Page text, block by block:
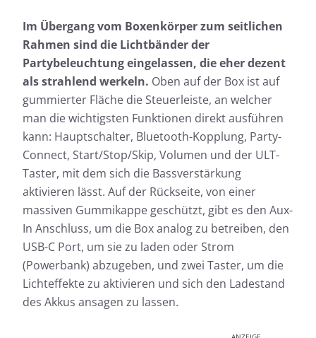
Im Übergang vom Boxenkörper zum seitlichen
Rahmen sind die Lichtbänder der
Partybeleuchtung eingelassen, die eher dezent
als strahlend werkeln. Oben auf der Box ist auf
gummierter Fläche die Steuerleiste, an welcher
man die wichtigsten Funktionen direkt ausführen
kann: Hauptschalter, Bluetooth-Kopplung, Party-
Connect, Start/Stop/Skip, Volumen und der ULT-
Taster, mit dem sich die Bassverstärkung
aktivieren lässt. Auf der Rückseite, von einer
massiven Gummikappe geschützt, gibt es den Aux-
In Anschluss, um die Box analog zu betreiben, den
USB-C Port, um sie zu laden oder Strom
(Powerbank) abzugeben, und zwei Taster, um die
Lichteffekte zu aktivieren und sich den Ladestand
des Akkus ansagen zu lassen.